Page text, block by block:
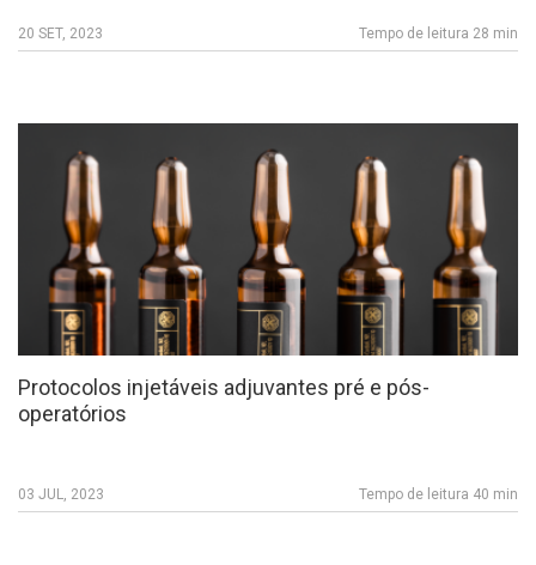
20 SET, 2023 Tempo de leitura 28 min
Protocolos injetáveis adjuvantes pré e pós-
operatórios
03 JUL, 2023 Tempo de leitura 40 min